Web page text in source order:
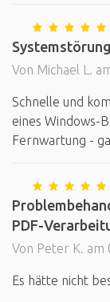
Von Michael L.
Schnelle und
eines Windows-
Fernwartung -
PDF-
Von Peter K. am
Es hätte nicht